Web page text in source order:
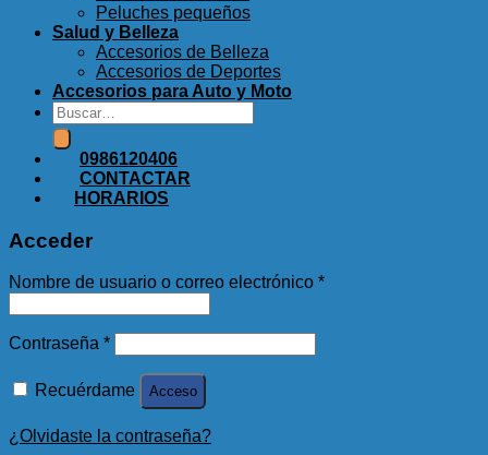
Peluches pequeños
Salud y Belleza
Accesorios de Belleza
Accesorios de Deportes
Accesorios para Auto y Moto
Buscar
por:
0986120406
CONTACTAR
HORARIOS
Acceder
Nombre de usuario o correo electrónico *
Contraseña *
Recuérdame Acceso
¿Olvidaste la contraseña?